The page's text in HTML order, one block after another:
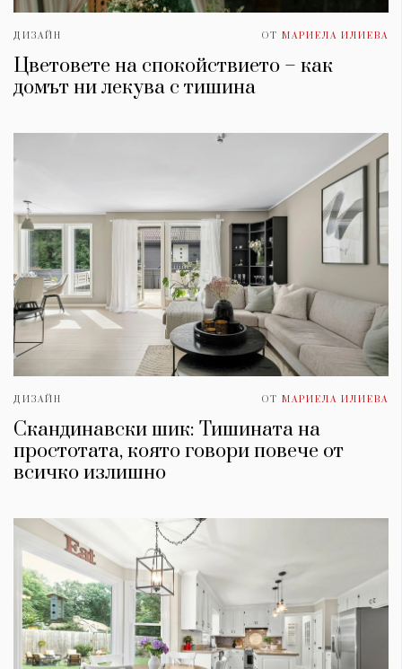
ДИЗАЙН ОТ МАРИЕЛА ИЛИЕВА
Цветовете на спокойствието – как
домът ни лекува с тишина
ДИЗАЙН ОТ МАРИЕЛА ИЛИЕВА
Скандинавски шик: Тишината на
простотата, която говори повече от
всичко излишно